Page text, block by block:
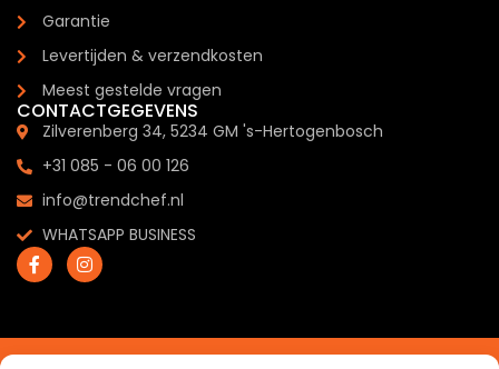
Garantie
Levertijden & verzendkosten
Meest gestelde vragen
CONTACTGEGEVENS
Zilverenberg 34, 5234 GM 's-Hertogenbosch
+31 085 - 06 00 126
info@trendchef.nl
WHATSAPP BUSINESS